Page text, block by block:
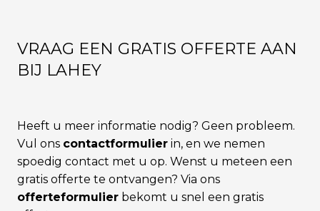
VRAAG EEN GRATIS OFFERTE AAN
BIJ LAHEY
Heeft u meer informatie nodig? Geen probleem.
Vul ons contactformulier in, en we nemen
spoedig contact met u op. Wenst u meteen een
gratis offerte te ontvangen? Via ons
offerteformulier bekomt u snel een gratis